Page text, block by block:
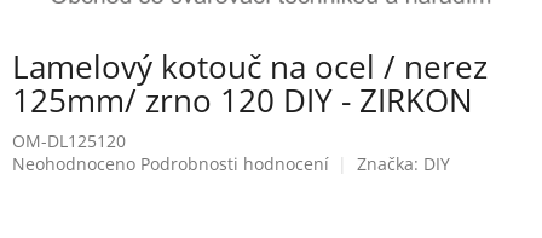
Lamelový kotouč na ocel / nerez
125mm/ zrno 120 DIY - ZIRKON
OM-DL125120
Průměrné
Neohodnoceno Podrobnosti hodnocení Značka: DIY